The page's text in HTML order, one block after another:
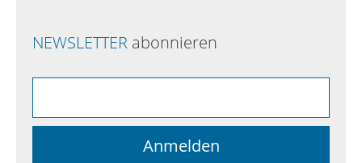
NEWSLETTER abonnieren